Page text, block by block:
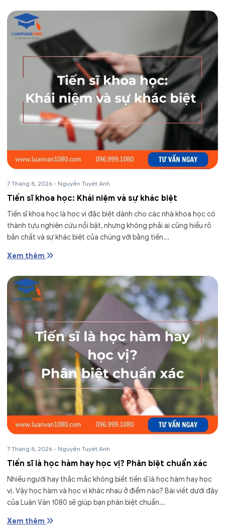
7 Tháng 8, 2026 - Nguyễn Tuyết Anh
Tiến sĩ khoa học: Khái niệm và sự khác biệt
Tiến sĩ khoa học là học vị đặc biệt dành cho các nhà khoa học có
thành tựu nghiên cứu nổi bật, nhưng không phải ai cũng hiểu rõ
bản chất và sự khác biệt của chúng với bằng tiến...
Xem thêm
7 Tháng 8, 2026 - Nguyễn Tuyết Anh
Tiến sĩ là học hàm hay học vị? Phân biệt chuẩn xác
Nhiều người hay thắc mắc không biết tiến sĩ là học hàm hay học
vị. Vậy học hàm và học vị khác nhau ở điểm nào? Bài viết dưới đây
của Luận Văn 1080 sẽ giúp bạn phân biệt chuẩn...
Xem thêm